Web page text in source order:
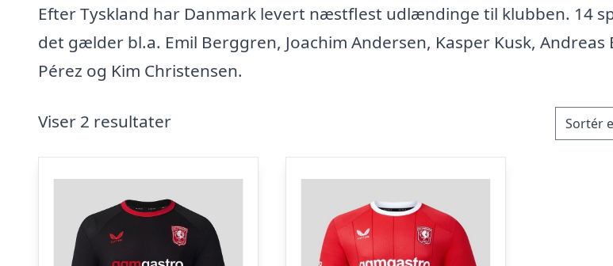
Efter Tyskland har Danmark levert næstflest udlændinge til klubben. 14
det gælder bl.a. Emil Berggren, Joachim Andersen, Kasper Kusk, Andreas
Pérez og Kim Christensen.
Viser 2 resultater